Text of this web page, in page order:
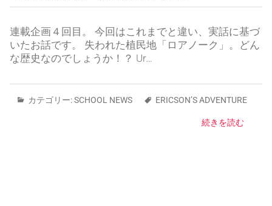
連載企画４回目。 今回はこれまでと違い、実話に基づ
いたお話です。 失われた植民地「ロアノーク」。どん
な歴史なのでしょうか！？ Ur…
カテゴリー:SCHOOL NEWS ERICSON’S ADVENTURE
続きを読む